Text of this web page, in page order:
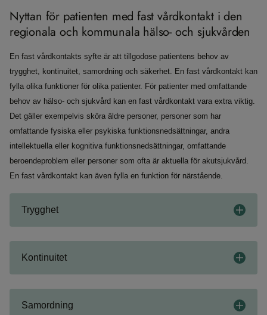
Nyttan för patienten med fast vårdkontakt i den
regionala och kommunala hälso- och sjukvården
En fast vårdkontakts syfte är att tillgodose patientens behov av
trygghet, kontinuitet, samordning och säkerhet. En fast vårdkontakt kan
fylla olika funktioner för olika patienter. För patienter med omfattande
behov av hälso- och sjukvård kan en fast vårdkontakt vara extra viktig.
Det gäller exempelvis sköra äldre personer, personer som har
omfattande fysiska eller psykiska funktionsnedsättningar, andra
intellektuella eller kognitiva funktionsnedsättningar, omfattande
beroendeproblem eller personer som ofta är aktuella för akutsjukvård.
En fast vårdkontakt kan även fylla en funktion för närstående.
Trygghet
Kontinuitet
Samordning